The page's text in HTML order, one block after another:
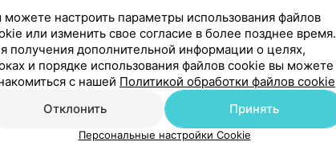
в клинику к врачу Демкиной с
нарастить пару миллиметров на
резца...
Денисенко, 6-5
можете настроить параметры использования файлов
или изменить свое согласие в более позднее время.
получения дополнительной информации о целях,
и порядке использования файлов cookie вы можете
с нашей Политикой обработки файлов cookie
Отклонить
Принять
Персональные настройки Cookie